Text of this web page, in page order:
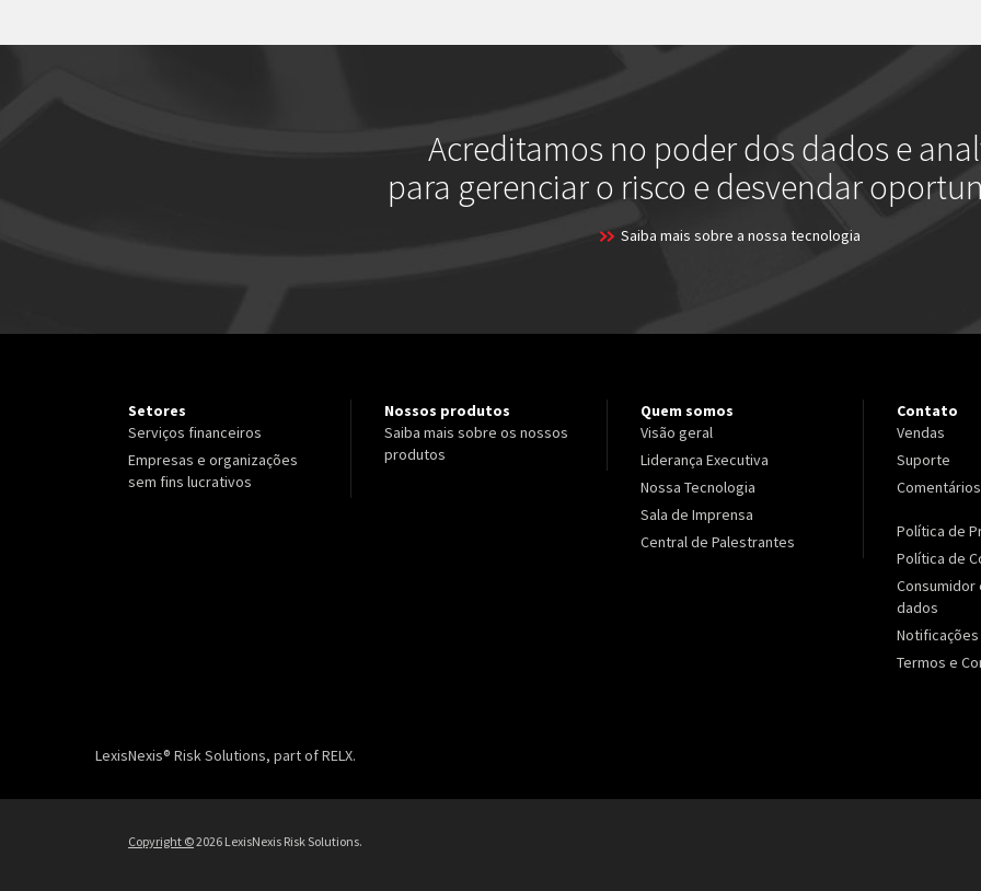
Acreditamos no poder dos dados e
para gerenciar o risco e desvendar
Saiba mais sobre a nossa tecnologia
Setores
Serviços financeiros
Empresas e organizações
sem fins lucrativos
Nossos produtos
Saiba mais sobre os nossos
produtos
Quem somos
Visão geral
Liderança Executiva
Nossa Tecnologia
Sala de Imprensa
Central de Palestrantes
Contato
Vendas
Suporte
Comentários
Política de
Política de
Consumidor
dados
Notificações
Termos e
LexisNexis® Risk Solutions, part of RELX.
Copyright ©2026 LexisNexis Risk Solutions.